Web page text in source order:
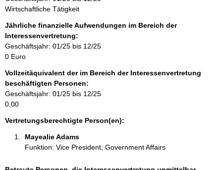
i
n
f
o
r
m
t
i
o
n
e
Wirtschaftliche Tätigkeit
Jährliche finanzielle Aufwendungen im Bereich der
Interessenvertretung:
Geschäftsjahr: 01/25 bis 12/25
0 Euro
Vollzeitäquivalent der im Bereich der Interessenvertretung
beschäftigten Personen:
Geschäftsjahr: 01/25 bis 12/25
0,00
Vertretungsberechtigte Person(en):
Mayealie Adams
Funktion: Vice President, Government Affairs